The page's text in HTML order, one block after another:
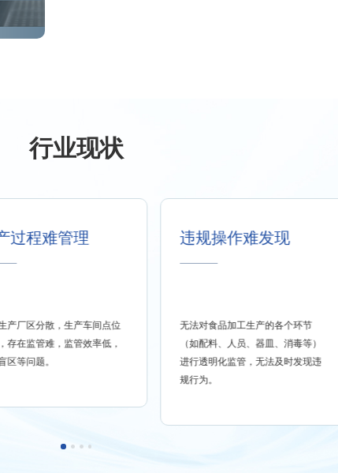
行业现状
违规操作难发现
无法对食品加工生产的各个环节
（如配料、人员、器皿、消毒等）
进行透明化监管，无法及时发现违
安全事故难预防
缺少透明生产、高效监管的技术手
段，无法实现智能预警功能，监管
部门、企业管理者无法及时掌握生
产中的安全隐患事件。